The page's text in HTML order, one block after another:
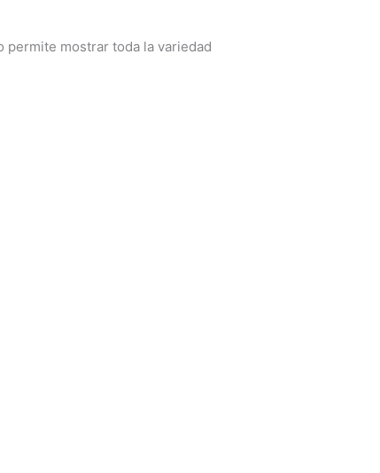
permite mostrar toda la variedad